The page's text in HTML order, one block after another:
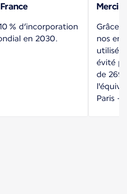
% d’incorporation
en 2030.
Merci
Grâce
nos
utilisé
évité
de 269
Paris -